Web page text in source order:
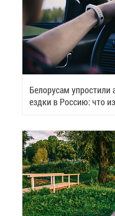
Бе­ло­ру­сам
езд­ки в Рос­сию: что